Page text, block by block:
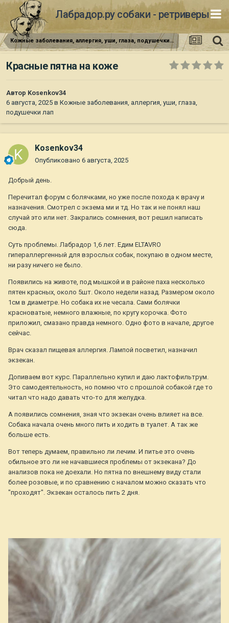
Лабрадор.ру собаки - ретриверы
Кожные заболевания, аллергия, уши, глаза, подушечки лап
Красные пятна на коже
Автор Kosenkov34
6 августа, 2025 в Кожные заболевания, аллергия, уши, глаза,
подушечки лап
Kosenkov34
Опубликовано 6 августа, 2025
Добрый день.
Перечитал форум с болячками, но уже после похода к врачу и
назначения. Смотрел с экзема ми и тд. Но так и не понял наш
случай это или нет. Закрались сомнения, вот решил написать
сюда.
Суть проблемы. Лабрадор 1,6 лет. Едим ELTAVRO
гипераллергенный для взрослых собак, покупаю в одном месте,
ни разу ничего не было.
Появились на животе, под мышкой и в районе паха несколько
пятен красных, около 5шт. Около недели назад. Размером около
1см в диаметре. Но собака их не чесала. Сами болячки
красноватые, немного влажные, по кругу корочка. Фото
приложил, смазано правда немного. Одно фото в начале, другое
сейчас.
Врач сказал пищевая аллергия. Лампой посветил, назначил
экзекан.
Допиваем вот курс. Параллельно купил и даю лактофильтрум.
Это самодеятельность, но помню что с прошлой собакой где то
читал что надо давать что-то для желудка.
А появились сомнения, зная что экзекан очень влияет на все.
Собака начала очень много пить и ходить в туалет. А так же
больше есть.
Вот теперь думаем, правильно ли лечим. И питье это очень
обильное это ли не начавшиеся проблемы от экзекана? До
анализов пока не доехали. Но пятна по внешнему виду стали
более розовые, и по сравнению с началом можно сказать что
"проходят". Экзекан осталось пить 2 дня.